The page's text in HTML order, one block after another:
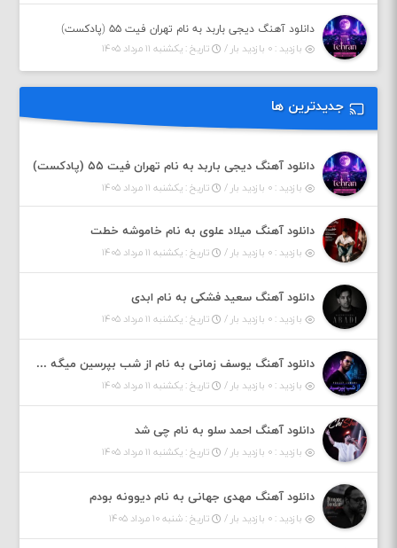
دانلود آهنگ دیجی باربد به نام تهران فیت ۵۵ (پادکست)
بازدید : ۰ بازدید بار /
تاریخ : یکشنبه ۱۱ مرداد ۱۴۰۵
جدیدترین ها
دانلود آهنگ دیجی باربد به نام تهران فیت ۵۵ (پادکست)
بازدید : ۰ بازدید بار / تاریخ : یکشنبه ۱۱ مرداد ۱۴۰۵
دانلود آهنگ میلاد علوی به نام خاموشه خطت
بازدید : ۰ بازدید بار / تاریخ : یکشنبه ۱۱ مرداد ۱۴۰۵
دانلود آهنگ سعید فشکی به نام ابدی
بازدید : ۰ بازدید بار / تاریخ : یکشنبه ۱۱ مرداد ۱۴۰۵
دانلود آهنگ یوسف زمانی به نام از شب بپرسین میگه چه روزگاری دارم
بازدید : ۰ بازدید بار / تاریخ : یکشنبه ۱۱ مرداد ۱۴۰۵
دانلود آهنگ احمد سلو به نام چی شد
بازدید : ۰ بازدید بار / تاریخ : یکشنبه ۱۱ مرداد ۱۴۰۵
دانلود آهنگ مهدی جهانی به نام دیوونه بودم
بازدید : ۰ بازدید بار / تاریخ : شنبه ۱۰ مرداد ۱۴۰۵